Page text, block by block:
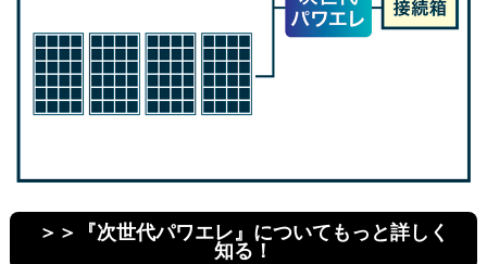
＞＞『次世代パワエレ』についてもっと詳しく
知る！